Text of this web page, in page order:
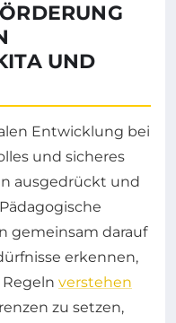
UND
Entwicklung bei
und sicheres
ausgedrückt und
gemeinsam darauf
erkennen,
verstehen
zu setzen,